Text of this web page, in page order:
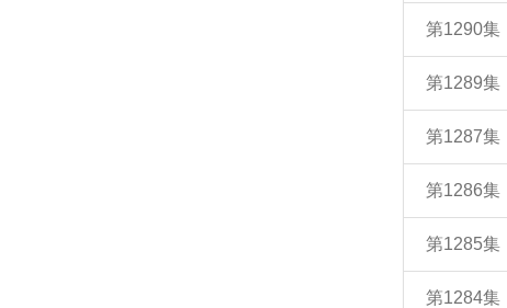
第1290集
第1289集
第1287集
第1286集
第1285集
第1284集